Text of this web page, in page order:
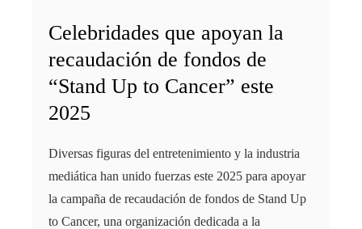
Celebridades que apoyan la
recaudación de fondos de
“Stand Up to Cancer” este
2025
Diversas figuras del entretenimiento y la industria
mediática han unido fuerzas este 2025 para apoyar
la campaña de recaudación de fondos de Stand Up
to Cancer, una organización dedicada a la